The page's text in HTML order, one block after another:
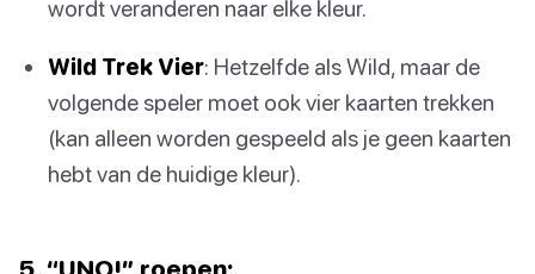
wordt veranderen naar elke kleur.
Wild Trek Vier: Hetzelfde als Wild, maar de
volgende speler moet ook vier kaarten trekken
(kan alleen worden gespeeld als je geen kaarten
hebt van de huidige kleur).
5. “UNO!” roepen: